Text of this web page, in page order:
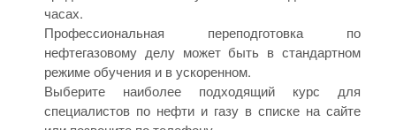
часах.
Профессиональная переподготовка по
нефтегазовому делу может быть в стандартном
режиме обучения и в ускоренном.
Выберите наиболее подходящий курс для
специалистов по нефти и газу в списке на сайте